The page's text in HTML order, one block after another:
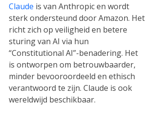
Claude is van Anthropic en wordt
sterk ondersteund door Amazon. Het
richt zich op veiligheid en betere
sturing van AI via hun
“Constitutional AI”-benadering. Het
is ontworpen om betrouwbaarder,
minder bevooroordeeld en ethisch
verantwoord te zijn. Claude is ook
wereldwijd beschikbaar.